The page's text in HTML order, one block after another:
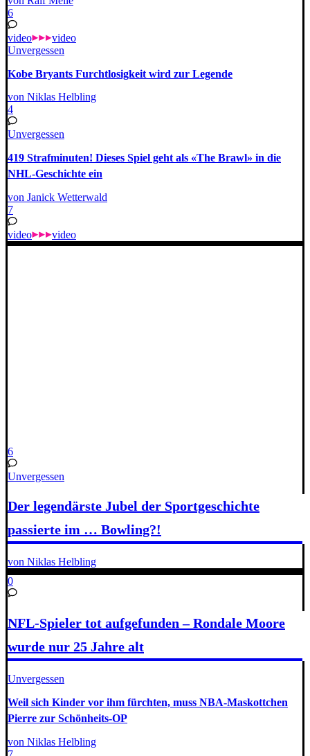
6
video
video
Unvergessen
Kobe Bryants Furchtlosigkeit wird zur Legende
von Niklas Helbling
4
Unvergessen
419 Strafminuten! Dieses Spiel geht als «The Brawl» in die
NHL-Geschichte ein
von Janick Wetterwald
7
video video
6
Unvergessen
Der legendärste Jubel der Sportgeschichte
passierte im … Bowling?!
von Niklas Helbling
0
NFL-Spieler tot aufgefunden – Rondale Moore
wurde nur 25 Jahre alt
Unvergessen
Weil sich Kinder vor ihm fürchten, muss NBA-Maskottchen
Pierre zur Schönheits-OP
von Niklas Helbling